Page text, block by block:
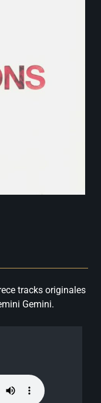
tracks originales
Gemini.